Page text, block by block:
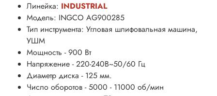
Линейка: INDUSTRIAL
Модель: INGCO AG900285
Тип инструмента: Угловая шлифовальная машина,
УШМ
Мощность - 900 Вт
Напряжение - 220-240В~50/60 Гц
Диаметр диска - 125 мм.
Число оборотов - 5000 - 11000 об/мин